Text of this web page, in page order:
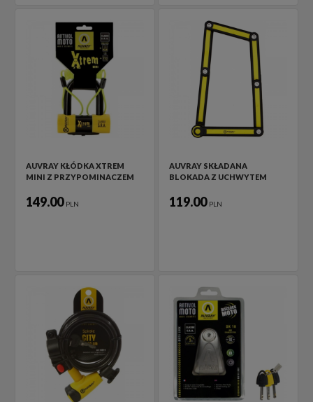
AUVRAY KŁÓDKA XTREM
MINI Z PRZYPOMINACZEM
149.00 PLN
AUVRAY SKŁADANA
BLOKADA Z UCHWYTEM
119.00 PLN